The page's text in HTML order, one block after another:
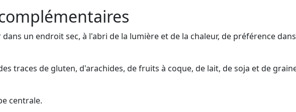
dans un endroit sec, à l'abri de la lumière et de la chaleur, de préférence
traces de gluten, d'arachides, de fruits à coque, de lait, de soja et de
centrale.